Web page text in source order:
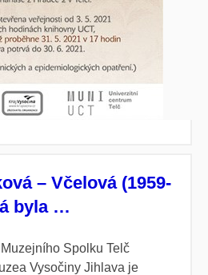
– Včelová (1959-
byla …
Spolku Telč
Vysočiny Jihlava je